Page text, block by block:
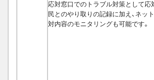
応対窓口でのトラブル対策として応
民とのやり取りの記録に加え、ネッ
対内容のモニタリングも可能です。